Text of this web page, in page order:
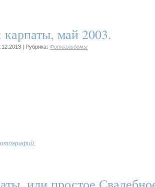
май 2003.
| Рубрика: Фотоальбомы
.